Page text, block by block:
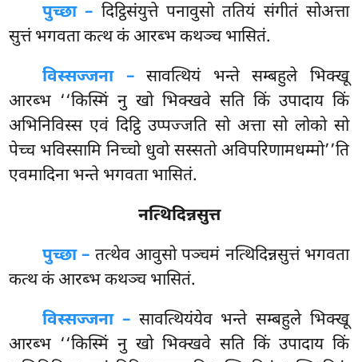
पुच्छा – दिट्ठिसंयुत्ते पनावुसो ततियं संगीतं सोअत्ता
सुत्तं भगवता कत्थ कं आरब्भ कथञ्च भासितं.
विस्सज्जना –सावत्थियं भन्ते सम्बहुले भिक्खू
आरब्भ ‘‘किस्मिं नु खो भिक्खवे सति किं उपादाय किं
अभिनिविस्स एवं दिट्ठि उप्पज्जति सो अत्ता सो लोको सो
पेच्च भविस्सामि निच्चो धुवो सस्सतो अविपरिणामधम्मो’’ति
एवमादिना भन्ते भगवता भासितं.
नत्थिदिन्नसुत्त
पुच्छा – तत्थेव आवुसो पञ्चमं नत्थिदिन्नसुत्तं भगवता
कत्थ कं आरब्भ कथञ्च भासितं.
विस्सज्जना –सावत्थियंयेव भन्ते सम्बहुले भिक्खू
आरब्भ ‘‘किस्मिं नु खो भिक्खवे सति किं उपादाय किं